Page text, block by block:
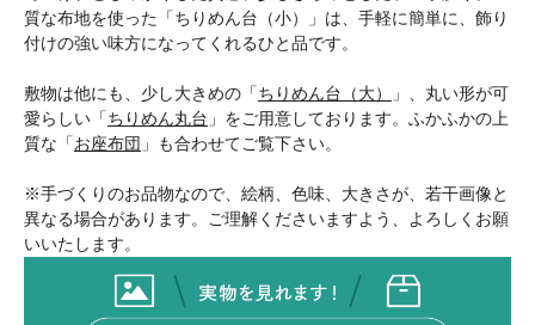
質な布地を使った「ちりめん台（小）」は、手軽に簡単に、飾り
付けの強い味方になってくれるひと品です。
敷物は他にも、少し大きめの「ちりめん台（大）
」、丸い形が可
愛らしい「ちりめん丸台 」をご用意しております。ふかふかの上
質な「お座布団 」も合わせてご覧下さい。
※手づくりのお品物なので、絵柄、色味、大きさが、若干画像と
異なる場合があります。ご理解くださいますよう、よろしくお願
いいたします。